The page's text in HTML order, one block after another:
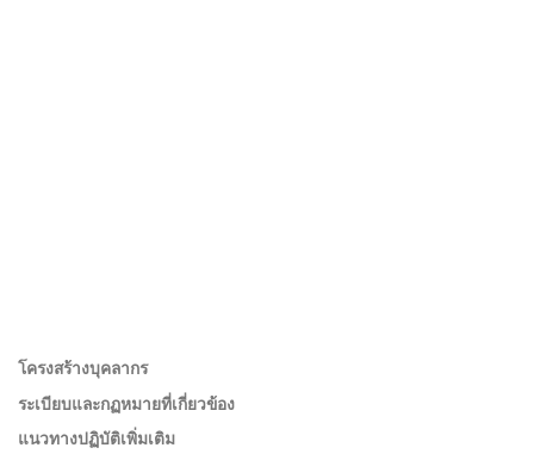
โครงสร้างบุคลากร
ระเบียบและกฏหมายที่เกี่ยวข้อง
แนวทางปฏิบัติเพิ่มเติม